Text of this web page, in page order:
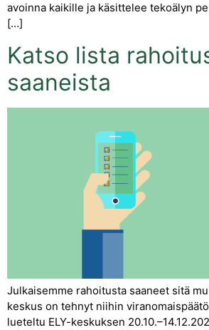
avoinna kaikille ja käsittelee tekoälyn
[…]
Katso lista
saaneista
Julkaisemme rahoitusta saaneet sitä
keskus on tehnyt niihin
lueteltu ELY-keskuksen